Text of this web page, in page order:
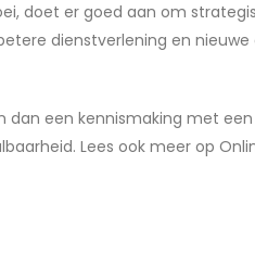
doet er goed aan om
dienstverlening en
dan een kennismaking met
Lees ook meer op